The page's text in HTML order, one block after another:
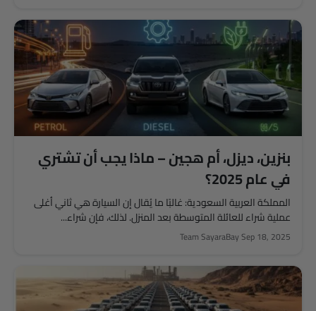
بنزين، ديزل، أم هجين – ماذا يجب أن تشتري
في عام 2025؟
المملكة العربية السعودية: غالبًا ما يُقال إن السيارة هي ثاني أغلى
عملية شراء للعائلة المتوسطة بعد المنزل. لذلك، فإن شراء...
Team SayaraBaySep 18, 2025